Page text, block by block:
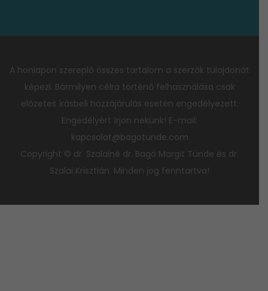
A honlapon szereplő összes tartalom a szerzők tulajdonát
képezi. Bármilyen célra történő felhasználása csak
előzetes írásbeli hozzájárulás esetén engedélyezett.
Engedélyért írjon nekünk! E-mail:
kapcsolat@bagotunde.com
Copyright © dr. Szalainé dr. Bagó Margit Tünde és dr.
Szalai Krisztián. Minden jog fenntartva!